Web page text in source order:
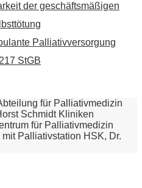
der geschäftsmäßigen
Palliativversorgung
StGB
für Palliativmedizin
Schmidt Kliniken
für Palliativmedizin
Palliativstation HSK, Dr.